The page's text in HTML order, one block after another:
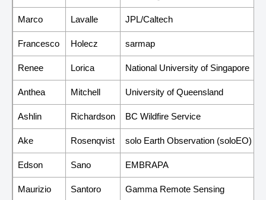
Marco Lavalle JPL/Caltech
Francesco Holecz sarmap
Renee Lorica National University of Singapore
Anthea Mitchell University of Queensland
Ashlin Richardson BC Wildfire Service
Ake Rosenqvist solo Earth Observation (soloEO)
Edson Sano EMBRAPA
Maurizio Santoro Gamma Remote Sensing